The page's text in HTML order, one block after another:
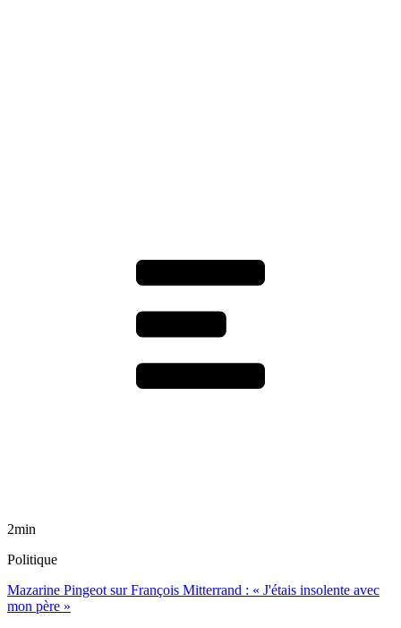
2min
Politique
Mazarine Pingeot sur François Mitterrand : « J'étais insolente avec
mon père »